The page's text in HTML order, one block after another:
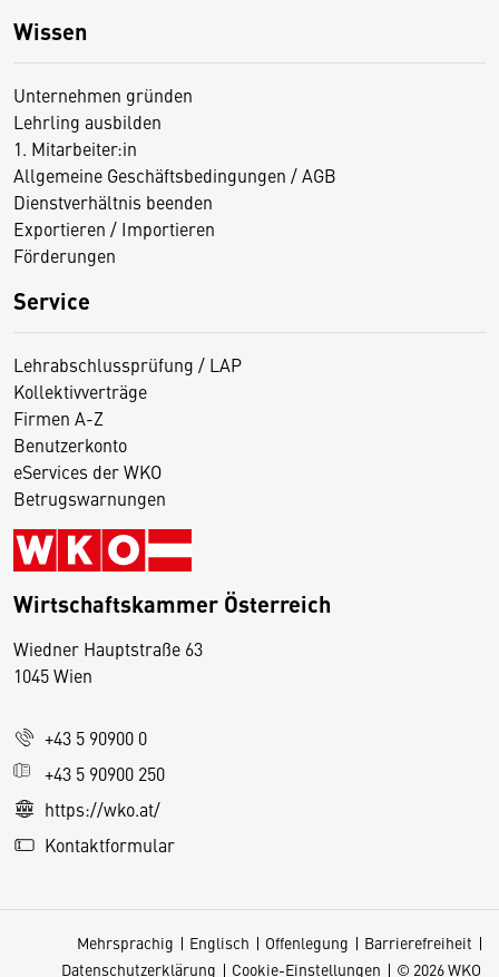
Wissen
Unternehmen gründen
Lehrling ausbilden
1. Mitarbeiter:in
Allgemeine Geschäftsbedingungen / AGB
Dienstverhältnis beenden
Exportieren / Importieren
Förderungen
Service
Lehrabschlussprüfung / LAP
Kollektivverträge
Firmen A-Z
Benutzerkonto
eServices der WKO
Betrugswarnungen
Wirtschaftskammer Österreich
Wiedner Hauptstraße 63
1045 Wien
+43 5 90900 0
+43 5 90900 250
https://wko.at/
Kontaktformular
Mehrsprachig Englisch Offenlegung
Barrierefreiheit
Datenschutzerklärung
Cookie-Einstellungen © 2026 WKO
D
s
e
S
e